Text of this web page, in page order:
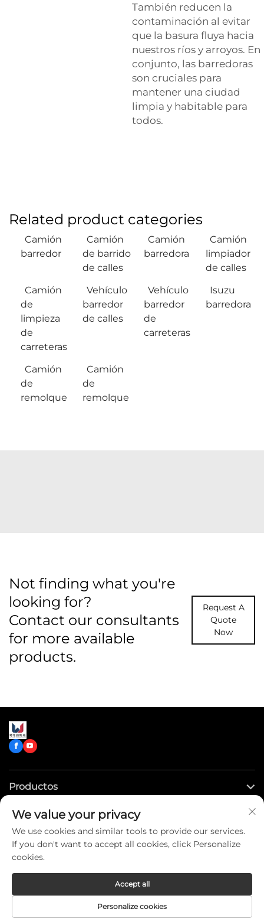
También reducen la
contaminación al evitar
que la basura fluya hacia
nuestros ríos y arroyos. En
conjunto, las barredoras
son cruciales para
mantener una ciudad
limpia y habitable para
todos.
Related product categories
Camión
barredor
Camión
de barrido
de calles
Camión
barredora
Camión
limpiador
de calles
Camión
de
limpieza
de
carreteras
Vehículo
barredor
de calles
Vehículo
barredor
de
carreteras
Isuzu
barredora
Camión
de
remolque
Camión
de
remolque
Not finding what you're
looking for?
Contact our consultants
for more available
products.
Request A
Quote
Now
Productos
Enlaces rápidos
Contáctenos
Copyright © CLW Special Truck Sales Co.,Ltd. All Rights
Reserved -
We value your privacy
We use cookies and similar tools to provide our services.
If you don't want to accept all cookies, click Personalize
cookies.
Personalize cookies
Accept all